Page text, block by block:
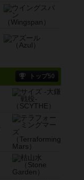
トップ50